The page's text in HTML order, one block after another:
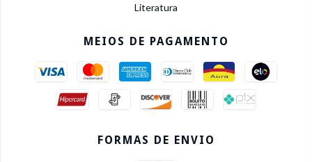
Literatura
MEIOS DE PAGAMENTO
FORMAS DE ENVIO